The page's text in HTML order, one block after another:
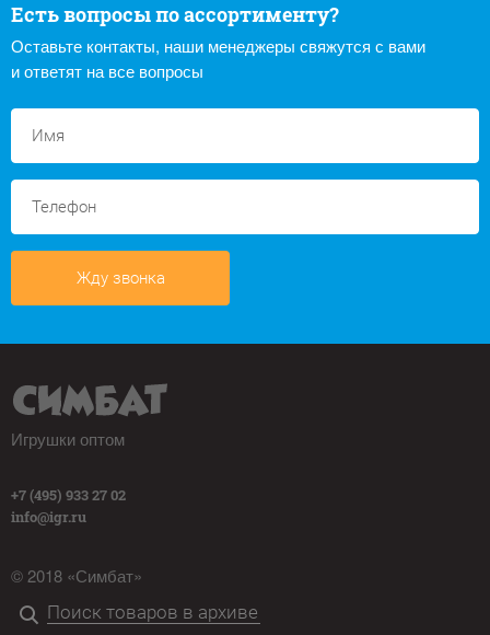
Есть вопросы по ассортименту?
Оставьте контакты, наши менеджеры свяжутся с вами
и ответят на все вопросы
Жду звонка
Игрушки оптом
+7 (495) 933 27 02
info@igr.ru
© 2018 «Симбат»